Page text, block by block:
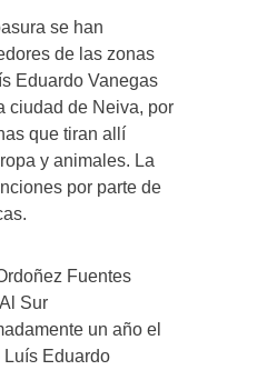
se han
de las zonas
Eduardo Vanegas
ciudad de Neiva, por
que tiran allí
y animales. La
por parte de
Fuentes
Sur
un año el
Luís Eduardo